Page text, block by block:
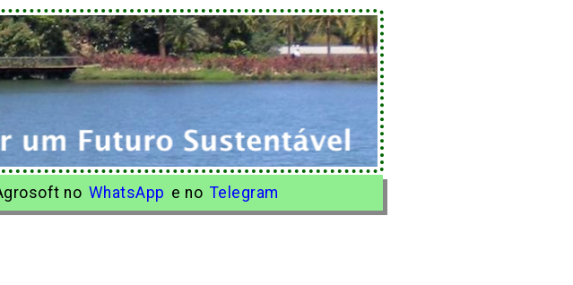
no WhatsApp e no Telegram